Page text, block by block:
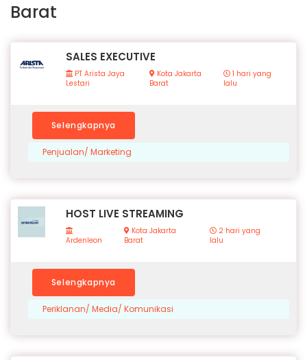
Barat
SALES EXECUTIVE
PT Arista Jaya
Lestari
Kota Jakarta
Barat
1 hari yang
lalu
Selengkapnya
Penjualan/ Marketing
HOST LIVE STREAMING
Ardenleon
Kota Jakarta
Barat
2 hari yang
lalu
Selengkapnya
Periklanan/ Media/ Komunikasi